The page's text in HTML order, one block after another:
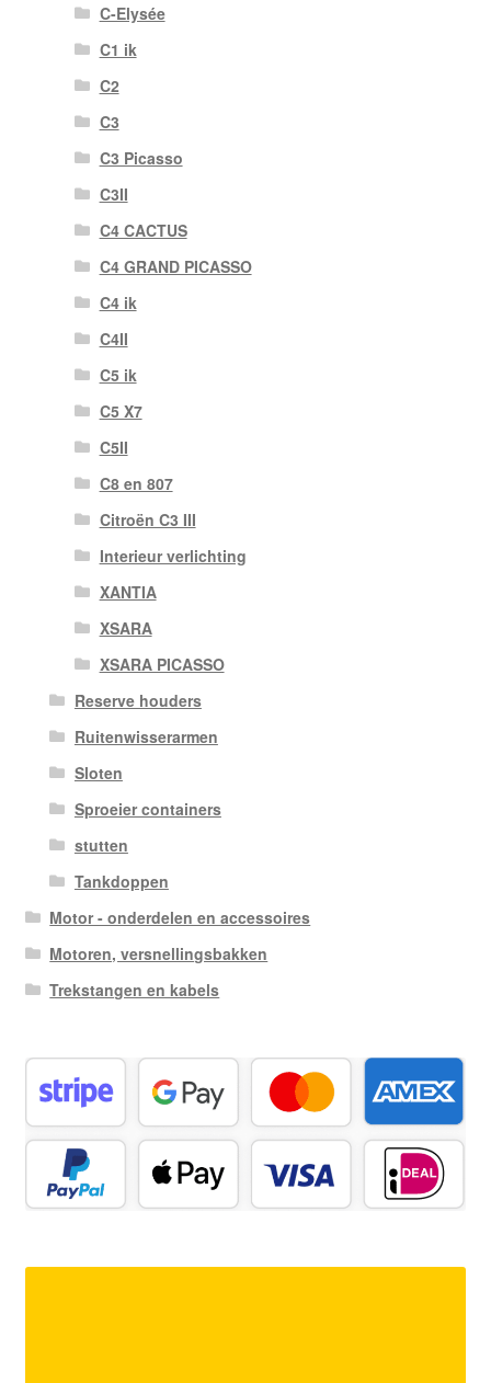
C-Elysée
C1 ik
C2
C3
C3 Picasso
C3II
C4 CACTUS
C4 GRAND PICASSO
C4 ik
C4II
C5 ik
C5 X7
C5II
C8 en 807
Citroën C3 III
Interieur verlichting
XANTIA
XSARA
XSARA PICASSO
Reserve houders
Ruitenwisserarmen
Sloten
Sproeier containers
stutten
Tankdoppen
Motor - onderdelen en accessoires
Motoren, versnellingsbakken
Trekstangen en kabels